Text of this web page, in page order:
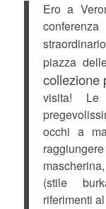
Ero a
piazza
collezione
visita! Le
occhi a
(stile
riferimenti